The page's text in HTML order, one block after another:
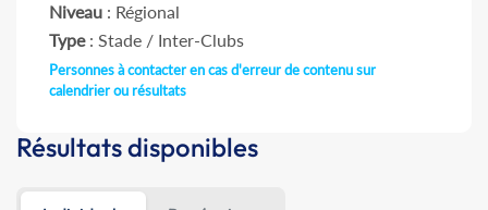
Niveau : Régional
Type: Stade / Inter-Clubs
Personnes à contacter en cas d'erreur de contenu sur
calendrier ou résultats
Résultats disponibles